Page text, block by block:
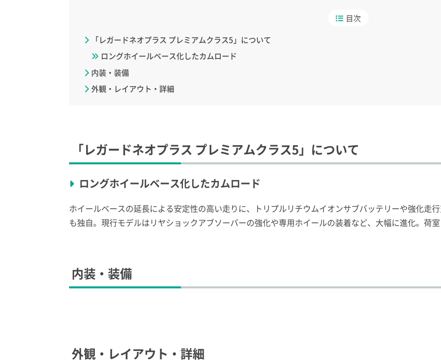
目次
「レガードネオプラス プレミアムクラス5」について
ロングホイールベース化したカムロード
内装・装備
外観・レイアウト・詳細
「レガードネオプラス プレミアムクラス5」について
ロングホイールベース化したカムロード
ホイールベースの延長による安定性の高い走りに、トリプルリチウムイオンサブバッテリーや強化走
も独自。現行モデルはリヤショックアブソーバーの強化や専用ホイールの装着など、大幅に進化。荷
内装・装備
外観・レイアウト・詳細